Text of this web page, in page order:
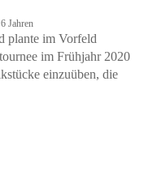
Jahren
plante im Vorfeld
im Frühjahr 2020
einzuüben, die